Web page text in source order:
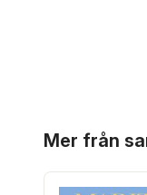
Mer från